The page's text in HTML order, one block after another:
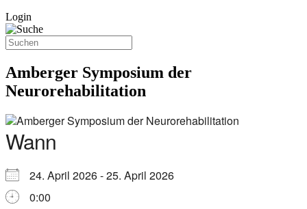
Login
Amberger Symposium der
Neurorehabilitation
Wann
24. April 2026 - 25. April 2026
0:00